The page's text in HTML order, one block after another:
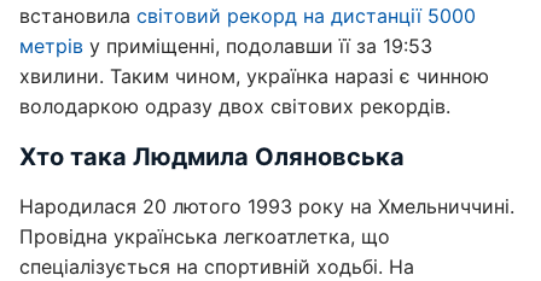
встановила світовий рекорд на дистанції 5000
метрів у приміщенні, подолавши її за 19:53
хвилини. Таким чином, українка наразі є чинною
володаркою одразу двох світових рекордів.
Хто така Людмила Оляновська
Народилася 20 лютого 1993 року на Хмельниччині.
Провідна українська легкоатлетка, що
спеціалізується на спортивній ходьбі. На